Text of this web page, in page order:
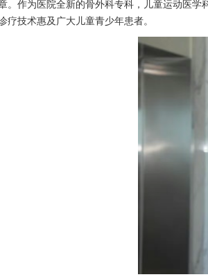
。作为医院全新的骨外科专科， 儿童运动医学
疗技术惠及广大儿童青少年患者。